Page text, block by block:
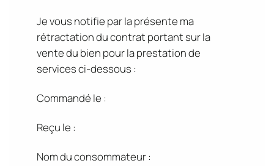
Je vous notifie par la présente ma
rétractation du contrat portant sur la
vente du bien pour la prestation de
services ci-dessous :
Commandé le :
Reçu le :
Nom du consommateur :